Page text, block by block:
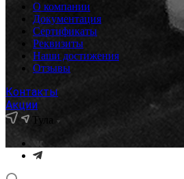
О компании
Документация
Сертификаты
Реквизиты
Наши достижения
Отзывы
Контакты
Акции
Тула